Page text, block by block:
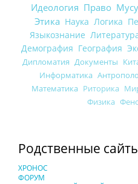
Идеология Право
Этика Наука Логика
Языкознание
Демография География
Дипломатия Документы
Информатика
Математика Риторика
Физика
Родственные
ХРОНОС
ФОРУМ